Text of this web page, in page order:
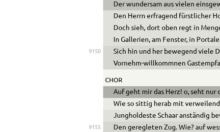
Der wundersam aus vielen
Den Herrn erfragend fürstlicher
Doch sieh, dort oben regt in
In Gallerien, am Fenster, in
9150
Sich hin und her bewegend viele
Vornehm-willkommnen
CHOR
Auf geht mir das Herz! o, seht nur
Wie so sittig herab mit
Jungholdeste Schaar anständig
9155
Den geregleten Zug. Wie? auf